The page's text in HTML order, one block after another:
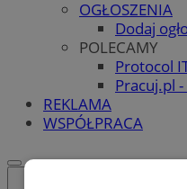
OGŁOSZENIA
Dodaj
POLECAMY
Protocol
Pracuj.pl
REKLAMA
WSPÓŁPRACA